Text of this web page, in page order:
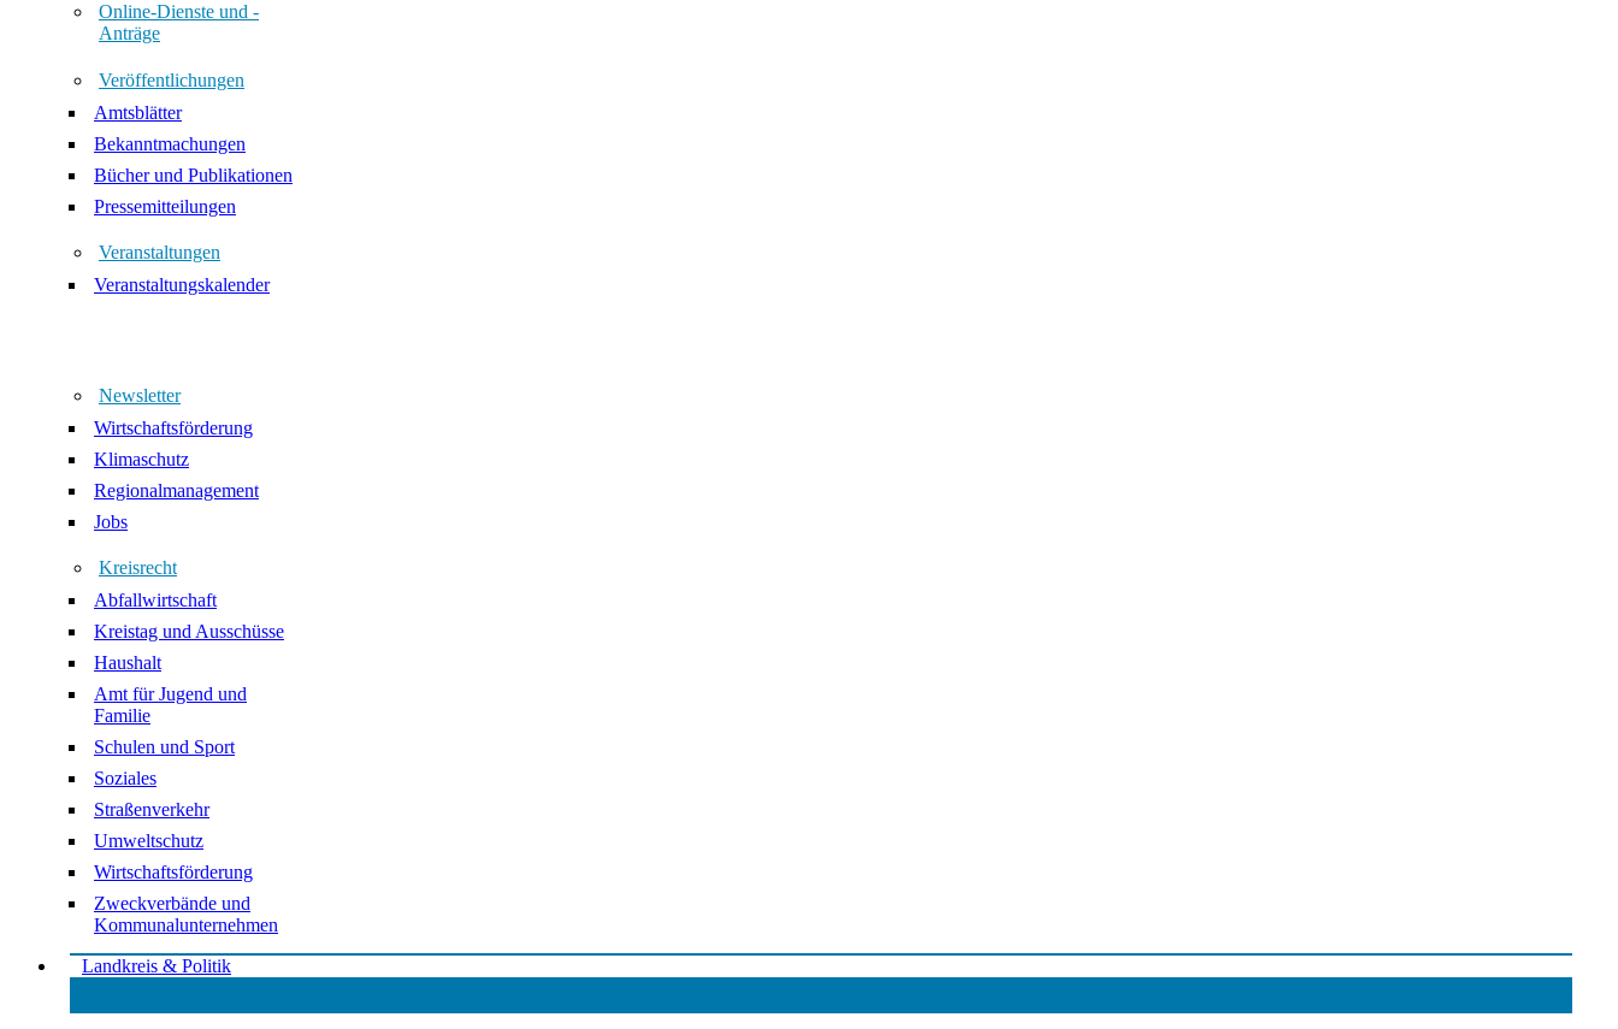
Online-Dienste und -
Anträge
Veröffentlichungen
Amtsblätter
Bekanntmachungen
Bücher und Publikationen
Pressemitteilungen
Veranstaltungen
Veranstaltungskalender
Newsletter
Wirtschaftsförderung
Klimaschutz
Regionalmanagement
Jobs
Kreisrecht
Abfallwirtschaft
Kreistag und Ausschüsse
Haushalt
Amt für Jugend und
Familie
Schulen und Sport
Soziales
Straßenverkehr
Umweltschutz
Wirtschaftsförderung
Zweckverbände und
Kommunalunternehmen
Landkreis & Politik